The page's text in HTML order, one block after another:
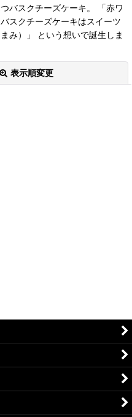
バスクチーズケーキ。 「赤ワ
スクチーズケーキはスイーツ
み）」 という想いで誕生しま
表示順変更